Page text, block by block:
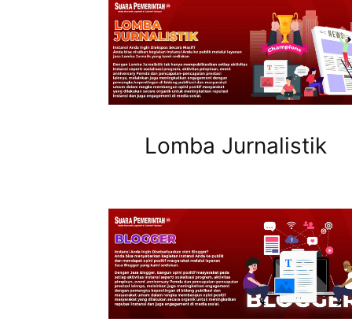
Lomba Jurnalistik